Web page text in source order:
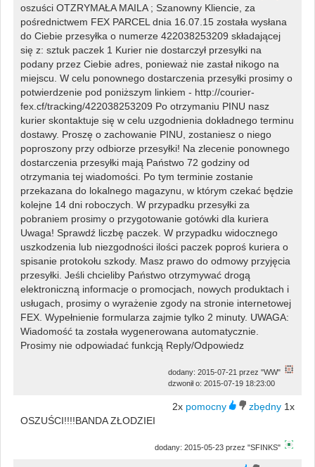
oszuści OTZRYMAŁA MAILA ; Szanowny Kliencie, za
pośrednictwem FEX PARCEL dnia 16.07.15 została wysłana
do Ciebie przesyłka o numerze 422038253209 składającej
się z: sztuk paczek 1 Kurier nie dostarczył przesyłki na
podany przez Ciebie adres, ponieważ nie zastał nikogo na
miejscu. W celu ponownego dostarczenia przesyłki prosimy o
potwierdzenie pod poniższym linkiem - http://courier-
fex.cf/tracking/422038253209 Po otrzymaniu PINU nasz
kurier skontaktuje się w celu uzgodnienia dokładnego terminu
dostawy. Proszę o zachowanie PINU, zostaniesz o niego
poproszony przy odbiorze przesyłki! Na zlecenie ponownego
dostarczenia przesyłki mają Państwo 72 godziny od
otrzymania tej wiadomości. Po tym terminie zostanie
przekazana do lokalnego magazynu, w którym czekać będzie
kolejne 14 dni roboczych. W przypadku przesyłki za
pobraniem prosimy o przygotowanie gotówki dla kuriera
Uwaga! Sprawdź liczbę paczek. W przypadku widocznego
uszkodzenia lub niezgodności ilości paczek poproś kuriera o
spisanie protokołu szkody. Masz prawo do odmowy przyjęcia
przesyłki. Jeśli chcieliby Państwo otrzymywać drogą
elektroniczną informacje o promocjach, nowych produktach i
usługach, prosimy o wyrażenie zgody na stronie internetowej
FEX. Wypełnienie formularza zajmie tylko 2 minuty. UWAGA:
Wiadomość ta została wygenerowana automatycznie.
Prosimy nie odpowiadać funkcją Reply/Odpowiedz
dodany: 2015-07-21 przez "WW"
dzwonił o: 2015-07-19 18:23:00
2x
1x
OSZUŚCI!!!!BANDA ZŁODZIEI
dodany: 2015-05-23 przez "SFINKS"